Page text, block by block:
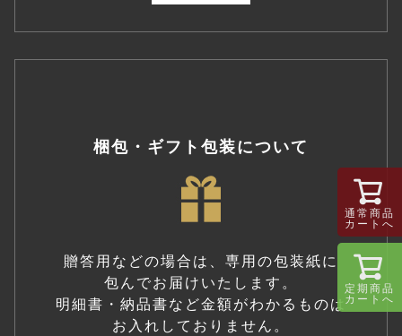
梱包・ギフト包装について
贈答用などの場合は、専用の包装紙に
包んでお届けいたします。
明細書・納品書など金額がわかるものは
お入れしておりません。
通常商品
カートへ
定期商品
カートへ